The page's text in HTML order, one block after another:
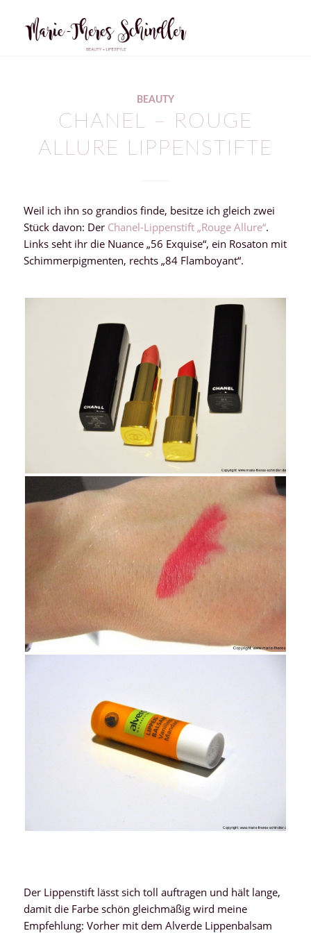
BEAUTY
CHANEL – ROUGE
ALLURE LIPPENSTIFTE
Weil ich ihn so grandios finde, besitze ich gleich zwei
Stück davon: DerChanel-Lippenstift „Rouge Allure“.
Links seht ihr die Nuance „56 Exquise“, ein Rosaton mit
Schimmerpigmenten, rechts „84 Flamboyant“.
Der Lippenstift lässt sich toll auftragen und hält lange,
damit die Farbe schön gleichmäßig wird meine
Empfehlung: Vorher mit dem Alverde Lippenbalsam